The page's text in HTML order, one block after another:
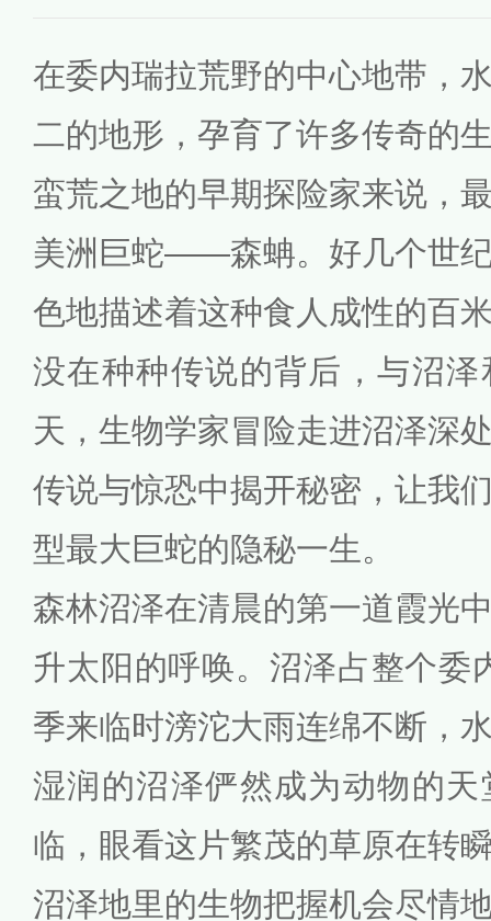
在委内瑞拉荒野的中心地带，
二的地形，孕育了许多传奇的
蛮荒之地的早期探险家来说，
美洲巨蛇——森蚺。好几个世
色地描述着这种食人成性的百
没在种种传说的背后，与沼
天，生物学家冒险走进沼泽深
传说与惊恐中揭开秘密，让我
型最大巨蛇的隐秘一生。
森林沼泽在清晨的第一道霞光
升太阳的呼唤。沼泽占整个委
季来临时滂沱大雨连绵不断，
湿润的沼泽俨然成为动物的
临，眼看这片繁茂的草原在转
沼泽地里的生物把握机会尽情